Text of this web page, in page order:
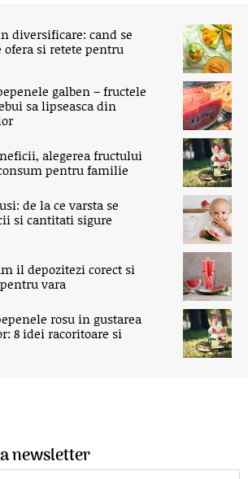
diversificare: cand se
si retete pentru
galben – fructele
sa lipseasca din
alegerea fructului
pentru familie
de la ce varsta se
si cantitati sigure
il depozitezi corect si
vara
rosu in gustarea
8 idei racoritoare si
newsletter